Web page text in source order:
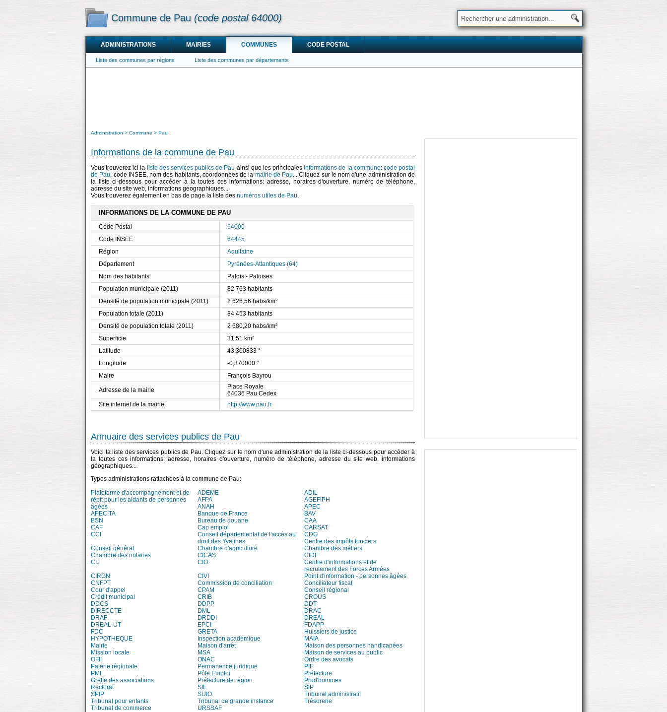
Commune de Pau (code postal 64000)
ADMINISTRATIONS MAIRIES COMMUNES CODE POSTAL
Liste des communes par régions Liste des communes par départements
Administration Commune Pau
Informations de la commune de Pau
Vous trouverez ici la liste des services publics de Pau ainsi que les principalesinformations de la commune: code postal
de Pau, code INSEE, nom des habitants, coordonnées de la mairie de Pau... Cliquez sur le nom d'une administration de
la liste ci-dessous pour accéder à la toutes ces informations: adresse, horaires d'ouverture, numéro de téléphone,
adresse du site web, informations géographiques...
Vous trouverez également en bas de page la liste des numéros utiles de Pau.
INFORMATIONS DE LA COMMUNE DE PAU
Code Postal
64000
Code INSEE
64445
Région
Aquitaine
Département
Pyrénées-Atlantiques (64)
Nom des habitants
Palois - Paloises
Population municipale (2011)
82 763 habitants
Densité de population municipale (2011)
2 626,56 habs/km²
Population totale (2011)
84 453 habitants
Densité de population totale (2011)
2 680,20 habs/km²
Superficie
31,51 km²
Latitude
43,300833 °
Longitude
-0,370000 °
Maire
François Bayrou
Adresse de la mairie
Place Royale
64036 Pau Cedex
Site internet de la mairie
http://www.pau.fr
Annuaire des services publics de Pau
Voici la liste des services publics de Pau. Cliquez sur le nom d'une administration de la liste ci-dessous pour accéder à
la toutes ces informations: adresse, horaires d'ouverture, numéro de téléphone, adresse du site web, informations
géographiques...
Types administrations rattachées à la commune de Pau:
Plateforme d'accompagnement et de
répit pour les aidants de personnes
âgées
ADEME
ADIL
AFPA
AGEFIPH
ANAH
APEC
APECITA
Banque de France
BAV
BSN
Bureau de douane
CAA
CAF
Cap emploi
CARSAT
CCI
Conseil départemental de l'accès au
droit des Yvelines
CDG
Centre des impôts fonciers
Conseil général
Chambre d'agriculture
Chambre des métiers
Chambre des notaires
CICAS
CIDF
CIJ
CIO
Centre d'informations et de
recrutement des Forces Armées
CIRGN
CIVI
Point d'information - personnes âgées
CNFPT
Commission de conciliation
Conciliateur fiscal
Cour d'appel
CPAM
Conseil régional
Crédit municipal
CRIB
CROUS
DDCS
DDPP
DDT
DIRECCTE
DML
DRAC
DRAF
DRDDI
DREAL
DREAL-UT
EPCI
FDAPP
FDC
GRETA
Huissiers de justice
HYPOTHEQUE
Inspection académique
MAIA
Mairie
Maison d'arrêt
Maison des personnes handicapées
Mission locale
MSA
Maison de services au public
OFII
ONAC
Ordre des avocats
Paierie régionale
Permanence juridique
PIF
PMI
Pôle Emploi
Préfecture
Greffe des associations
Préfecture de région
Prud'hommes
Rectorat
SIE
SIP
SPIP
SUIO
Tribunal administratif
Tribunal pour enfants
Tribunal de grande instance
Trésorerie
Tribunal de commerce
URSSAF